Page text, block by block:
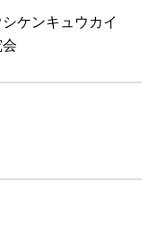
ケンキュウカイ